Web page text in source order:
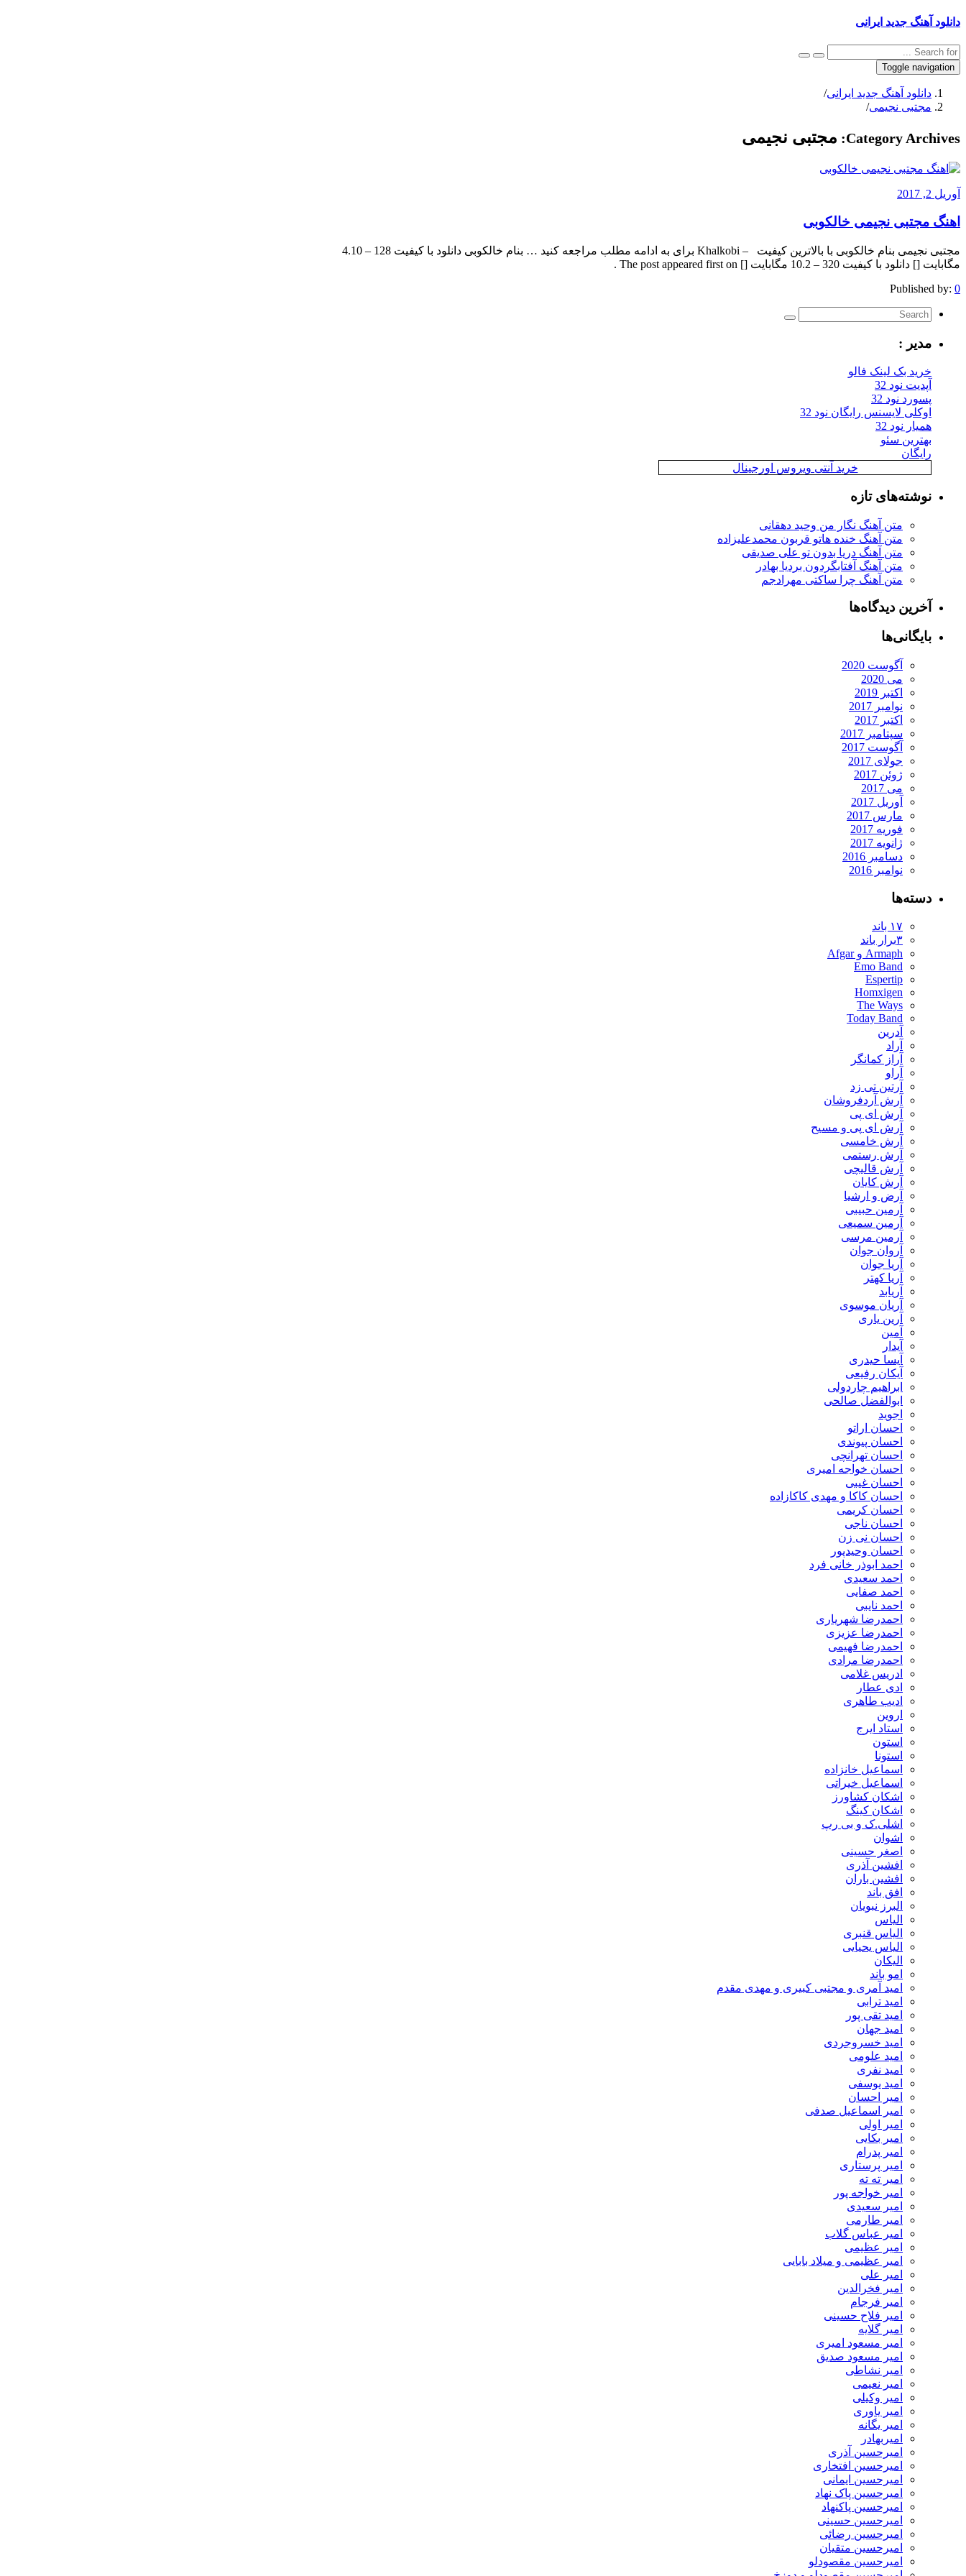
دانلود آهنگ جدید ایرانی
Toggle navigation
دانلود آهنگ جدید ایرانی/
مجتبی نجیمی/
Category Archives: مجتبی نجیمی
آوریل 2, 2017
اهنگ مجتبی نجیمی خالکوبی
مجتبی نجیمی بنام خالکوبی با بالاترین کیفیت – Khalkobi برای به ادامه مطلب مراجعه کنید … بنام خالکوبی دانلود با کیفیت 128 – 4.10
مگابایت [] دانلود با کیفیت 320 – 10.2 مگابایت [] The post appeared first on .
Published by: 0
مدیر :
خرید بک لینک فالو
آپدیت نود 32
پسورد نود 32
اوکلی لایسنس رایگان نود 32
همیار نود 32
بهترین سئو
رایگان
خرید آنتی ویروس اورجینال
نوشته‌های تازه
متن آهنگ نگار من وحید دهقانی
متن آهنگ خنده هاتو قربون محمدعلیزاده
متن آهنگ دریا بدون تو علی صدیقی
متن آهنگ آفتابگردون بردیا بهادر
متن آهنگ چرا ساکتی مهرادجم
آخرین دیدگاه‌ها
بایگانی‌ها
آگوست 2020
می 2020
اکتبر 2019
نوامبر 2017
اکتبر 2017
سپتامبر 2017
آگوست 2017
جولای 2017
ژوئن 2017
می 2017
آوریل 2017
مارس 2017
فوریه 2017
ژانویه 2017
دسامبر 2016
نوامبر 2016
دسته‌ها
۱۷ باند
۳برار باند
Armaph و Afgar
Emo Band
Espertip
Homxigen
The Ways
Today Band
آدرین
آراد
آراز کمانگر
آراو
آرتین تی زد
آرش آردفروشان
آرش ای پی
آرش ای پی و مسیح
آرش خامسی
آرش رستمی
آرش قالیچی
آرش کایان
​آرض و ارشیا
آرمین حبیبی
آرمین سمیعی
آرمین مرسی
آروان جوان
آریا جوان
آریا کهتر
آریابد
آریان موسوی
آرین یاری
آمین
آیدار
آیسا حیدری
آیکان رفیعی
ابراهیم چاردولی
ابوالفضل صالحی
اجوید
احسان اراتو
احسان پیوندی
احسان تهرانچی
احسان خواجه امیری
احسان غیبی
احسان کاکا و مهدی کاکازاده
احسان کریمی
احسان ناجی
احسان نی زن
احسان وحیدپور
احمد ابوذر خانی فرد
احمد سعیدی
احمد صفایی
احمد نایبی
احمدرضا شهریاری
احمدرضا عزیزی
احمدرضا فهیمی
احمدرضا مرادی
ادریس غلامی
ادی عطار
ادیب طاهری
اروین
استاد ایرج
استون
استونا
اسماعیل خانزاده
اسماعیل خیراتی
اشکان کشاورز
اشکان کینگ
اشلی.ک و بی رپ
اشوان
اصغر حسینی
افشین آذری
افشین باران
افق باند
البرز نبویان
الیاس
الیاس قنبرى
الیاس یحیایی
الیکان
امو باند
امید آمری و مجتبی کبیری و مهدى مقدم
امید ترابی
امید تقی پور
امید جهان
امید خسروجردی
امید علومی
امید نفری
امید یوسفی
امیر احسان
امیر اسماعیل صدفی
امیر اولی
امیر بکایی
امیر پدرام
امیر پرستاری
امیر ته ته
امیر خواجه پور
امیر سعیدی
امیر طارمی
امیر عباس گلاب
امیر عظیمی
امیر عظیمی و میلاد بابایی
امیر علی
امیر فخرالدین
امیر فرجام
امیر فلاح حسینی
امیر گلایه
امیر مسعود امیری
امیر مسعود صدیق
امیر نشاطی
امیر نعیمی
امیر وکیلی
امیر یاوری
امیر یگانه
امیربهادر
امیرحسین آذری
امیرحسین افتخاری
امیرحسین ایمانی
امیرحسین پاک نهاد
امیرحسین پاکنهاد
امیرحسین حسینی
امیرحسین رضائی
امیرحسین متقیان
امیرحسین مقصودلو